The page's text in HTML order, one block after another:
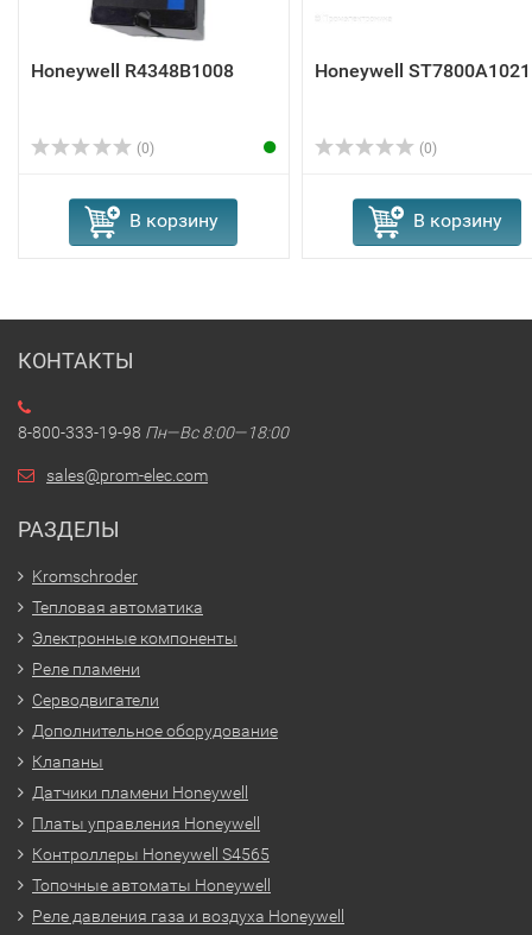
Honeywell R4348B1008
(0)
В корзину
Honeywell ST7800A1021
(0)
В корзину
КОНТАКТЫ
8-800-333-19-98 Пн—Вс 8:00—18:00
sales@prom-elec.com
РАЗДЕЛЫ
Kromschroder
Тепловая автоматика
Электронные компоненты
Реле пламени
Серводвигатели
Дополнительное оборудование
Клапаны
Датчики пламени Honeywell
Платы управления Honeywell
Контроллеры Honeywell S4565
Топочные автоматы Honeywell
Реле давления газа и воздуха Honeywell